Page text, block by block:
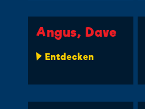
Angus, Dave
Entdecken